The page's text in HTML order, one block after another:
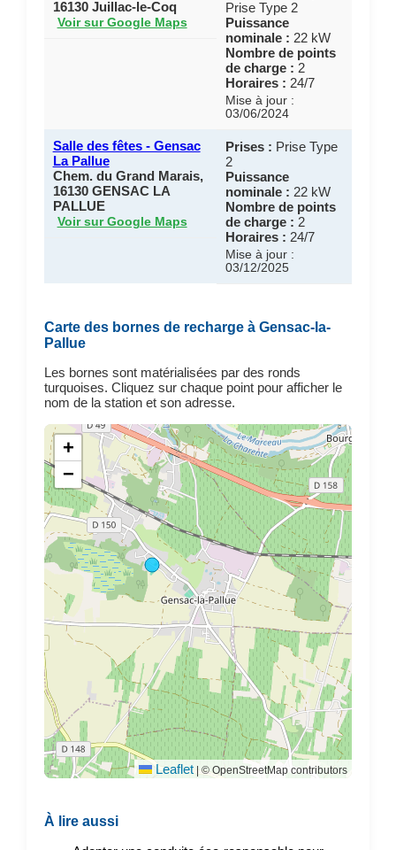
16130 Juillac-le-Coq
Voir sur Google Maps
Prise Type 2
Puissance
nominale : 22 kW
Nombre de points
de charge : 2
Horaires : 24/7
Mise à jour :
03/06/2024
Salle des fêtes - Gensac
La Pallue
Chem. du Grand Marais,
16130 GENSAC LA
PALLUE
Voir sur Google Maps
Prises : Prise Type
2
Puissance
nominale : 22 kW
Nombre de points
de charge : 2
Horaires : 24/7
Mise à jour :
03/12/2025
Carte des bornes de recharge à Gensac-la-
Pallue
Les bornes sont matérialisées par des ronds
turquoises. Cliquez sur chaque point pour afficher le
nom de la station et son adresse.
+
−
Leaflet | © OpenStreetMap contributors
À lire aussi